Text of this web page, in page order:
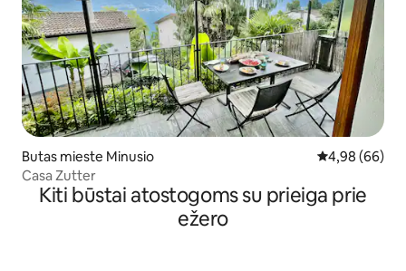
Butas mieste Minusio Vidutinis
4,98 (66)
Casa Zutter
Kiti būstai atostogoms su prieiga prie
ežero